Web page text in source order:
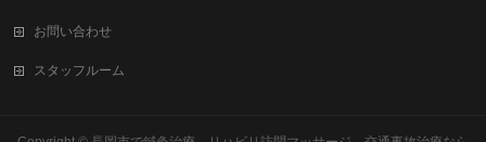
お問い合わせ
スタッフルーム